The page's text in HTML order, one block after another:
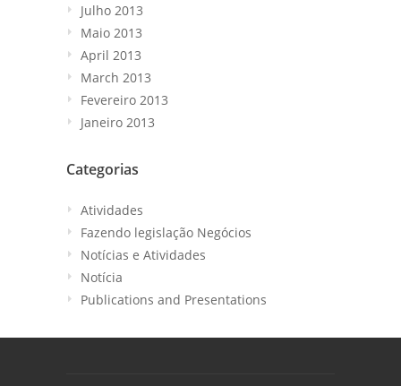
Julho 2013
Maio 2013
April 2013
March 2013
Fevereiro 2013
Janeiro 2013
Categorias
Atividades
Fazendo legislação Negócios
Notícias e Atividades
Notícia
Publications and Presentations